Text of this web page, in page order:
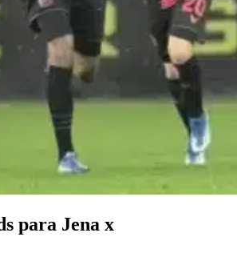
para Jena x